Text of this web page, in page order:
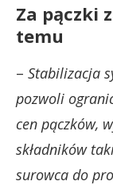
Za pączki
temu
– Stabilizacja
pozwoli
cen pączków,
składników
surowca do